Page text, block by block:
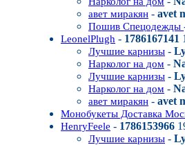
авет миракян - avet
Пошив Спецодежды
LeonelPlugh - 1786167141
Лучшие карнизы -
Нарколог на дом -
Лучшие карнизы -
Нарколог на дом -
авет миракян - avet
Монобукеты Доставка
HenryFeele - 1786153966
Лучшие карнизы -